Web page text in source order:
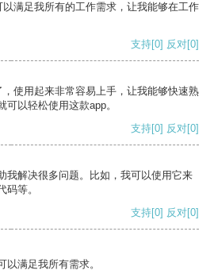
满足我所有的工作需求，让我能够在工作
支持[0] 反对[0]
使用起来非常容易上手，让我能够快速熟
以轻松使用这款app。
支持[0] 反对[0]
我解决很多问题。比如，我可以使用它来
等。
支持[0] 反对[0]
满足我所有需求。